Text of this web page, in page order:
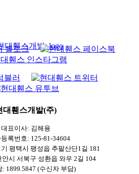
대휀스개발(주)
대표이사: 김해용
록번호: 125-81-34604
평택시 팽성읍 추팔산단1길 181
시 서북구 성환읍 와우 2길 104
: 1899.5847 (수신자 부담)